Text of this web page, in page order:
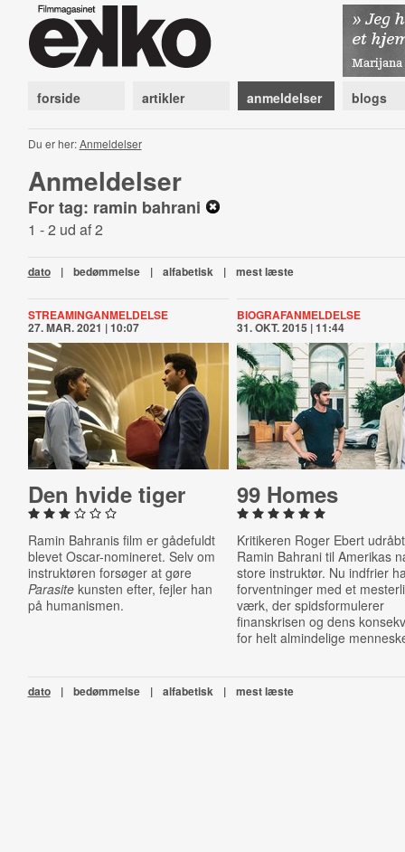
forside artikler anmeldelser blogs
Du er her:Anmeldelser
Anmeldelser
For tag: ramin bahrani
1 - 2 ud af 2
dato | bedømmelse | alfabetisk | mest læste
STREAMINGANMELDELSE
27. MAR. 2021 | 10:07
Den hvide tiger
Ramin Bahranis film er gådefuldt
blevet Oscar-nomineret. Selv om
instruktøren forsøger at gøre
Parasitekunsten efter, fejler han
på humanismen.
BIOGRAFANMELDELSE
31. OKT. 2015 | 11:44
99 Homes
Kritikeren Roger Ebert
Ramin Bahrani til Amerikas
store instruktør. Nu indfrier
forventninger med et
værk, der spidsformulerer
finanskrisen og dens
for helt almindelige
dato | bedømmelse | alfabetisk | mest læste